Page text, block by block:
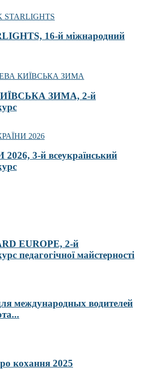
16-й міжнародний
ЗИМА, 2-й
3-й всеукраїнський
EUROPE, 2-й
педагогічної майстерності
международных водителей
кохання 2025